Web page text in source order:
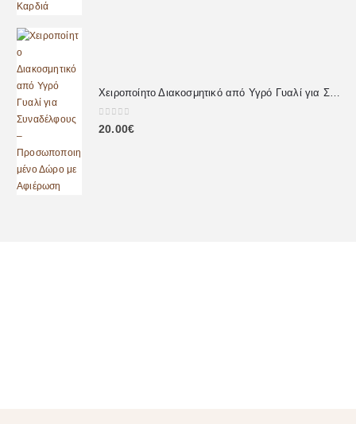
Χειροποίητο Διακοσμητικό από Υγρό Γυαλί για Συναδέλφους – Προσωποποιημένο Δώρο με Αφιέρωση
0out of 5
20.00€